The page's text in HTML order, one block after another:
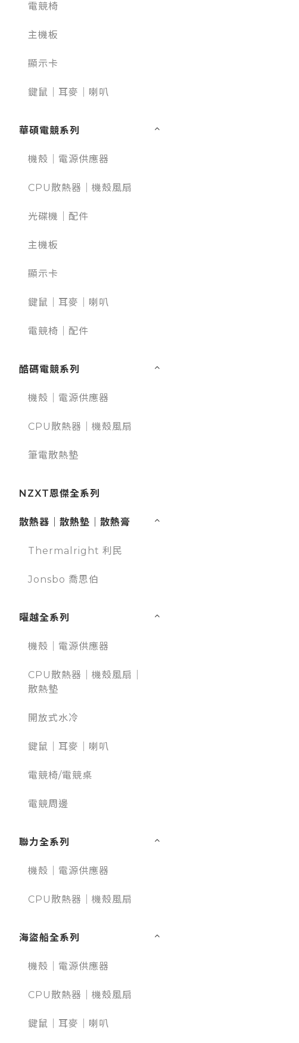
電競椅
主機板
顯示卡
鍵鼠｜耳麥｜喇叭
華碩電競系列
機殼｜電源供應器
CPU散熱器｜機殼風扇
光碟機｜配件
主機板
顯示卡
鍵鼠｜耳麥｜喇叭
電競椅｜配件
酷碼電競系列
機殼｜電源供應器
CPU散熱器｜機殼風扇
筆電散熱墊
NZXT恩傑全系列
散熱器｜散熱墊｜散熱膏
Thermalright 利民
Jonsbo 喬思伯
曜越全系列
機殼｜電源供應器
CPU散熱器｜機殼風扇｜
散熱墊
開放式水冷
鍵鼠｜耳麥｜喇叭
電競椅/電競桌
電競周邊
聯力全系列
機殼｜電源供應器
CPU散熱器｜機殼風扇
海盜船全系列
機殼｜電源供應器
CPU散熱器｜機殼風扇
鍵鼠｜耳麥｜喇叭